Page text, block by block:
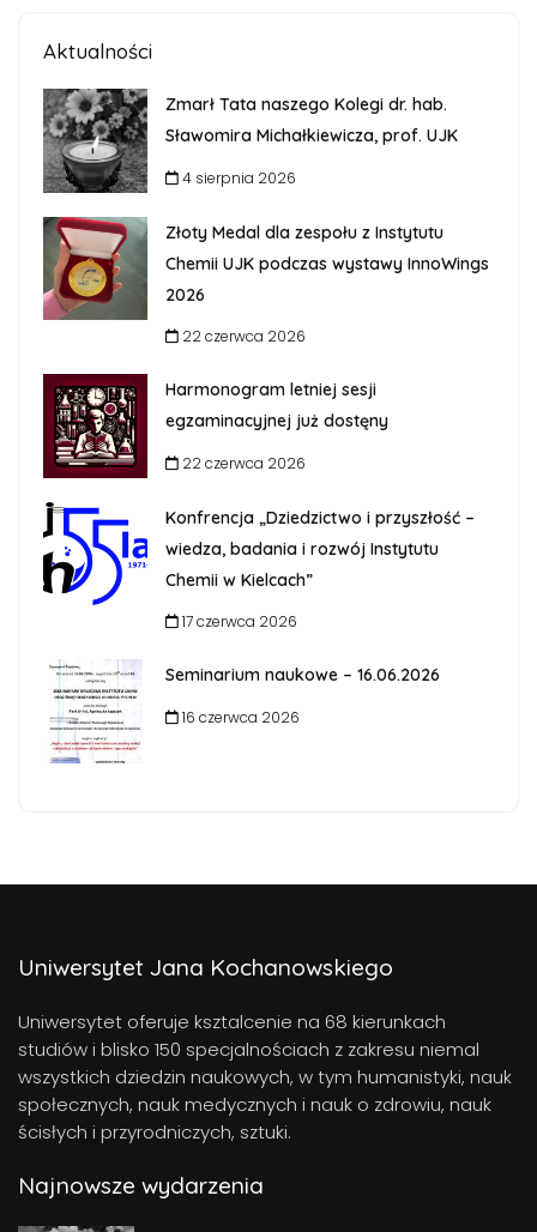
Aktualności
Zmarł Tata naszego Kolegi dr. hab.
Sławomira Michałkiewicza, prof. UJK
4 sierpnia 2026
Złoty Medal dla zespołu z Instytutu
Chemii UJK podczas wystawy InnoWings
2026
22 czerwca 2026
Harmonogram letniej sesji
egzaminacyjnej już dostęny
22 czerwca 2026
Konfrencja „Dziedzictwo i przyszłość –
wiedza, badania i rozwój Instytutu
Chemii w Kielcach”
17 czerwca 2026
Seminarium naukowe – 16.06.2026
16 czerwca 2026
Uniwersytet Jana Kochanowskiego
Uniwersytet oferuje ksztalcenie na 68 kierunkach
studiów i blisko 150 specjalnościach z zakresu niemal
wszystkich dziedzin naukowych, w tym humanistyki, nauk
społecznych, nauk medycznych i nauk o zdrowiu, nauk
ścisłych i przyrodniczych, sztuki.
Najnowsze wydarzenia